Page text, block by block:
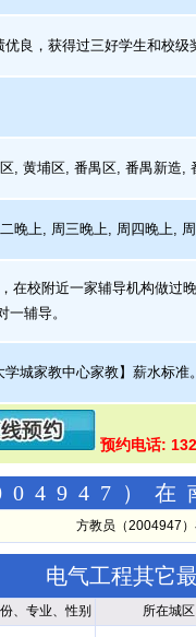
良，获得过三好学生和校级
, 黄埔区, 番禺区, 番禺新造,
晚上, 周三晚上, 周四晚上,
在校附近一家辅导机构做过
一辅导。
学城家教中心家教】薪水标准
预约电话:
）在
方教员（2004947
电气工程其它
、专业、性别 所在城区